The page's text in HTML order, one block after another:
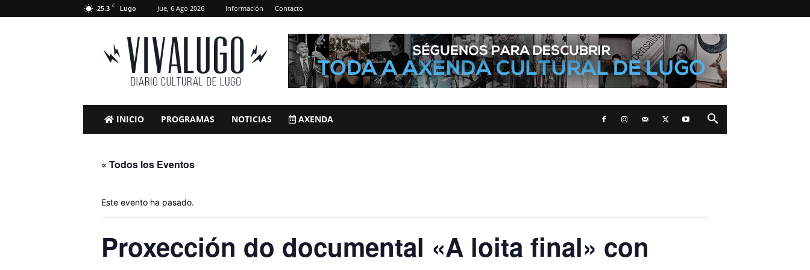
25.3 C Lugo Jue, 6 Ago 2026 Información Contacto
VivaLugo
INICIO PROGRAMAS NOTICIAS AXENDA
« Todos los Eventos
Este evento ha pasado.
Proxección do documental «A loita final» con